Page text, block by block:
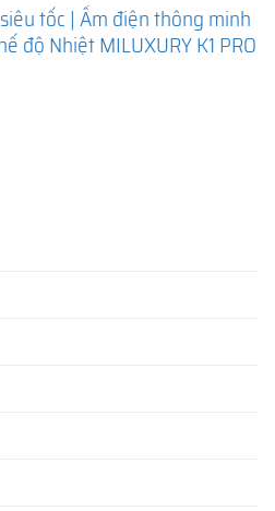
tốc | Ấm điện thông minh
độ Nhiệt MILUXURY K1 PRO